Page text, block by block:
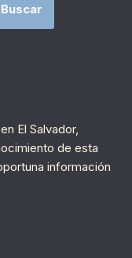
Buscar
El Salvador,
de esta
información